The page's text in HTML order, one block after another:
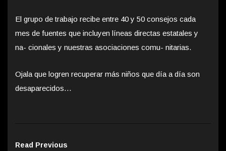
El grupo de trabajo recibe entre 40 y 50 consejos cada
mes de fuentes que incluyen líneas directas estatales y
na- cionales y nuestras asociaciones comu- nitarias.
Ojala que logren recuperar más niños que día a día son
desaparecidos…
Read Previous